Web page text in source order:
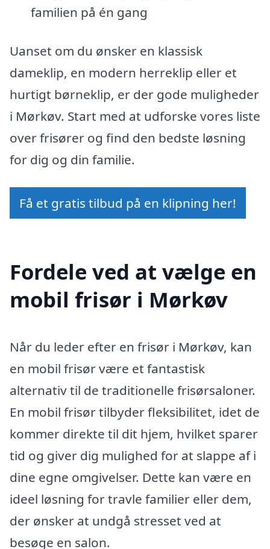
familien på én gang
Uanset om du ønsker en klassisk
dameklip, en modern herreklip eller et
hurtigt børneklip, er der gode muligheder
i Mørkøv. Start med at udforske vores liste
over frisører og find den bedste løsning
for dig og din familie.
Få et gratis tilbud på en klipning her!
Fordele ved at vælge en
mobil frisør i Mørkøv
Når du leder efter en frisør i Mørkøv, kan
en mobil frisør være et fantastisk
alternativ til de traditionelle frisørsaloner.
En mobil frisør tilbyder fleksibilitet, idet de
kommer direkte til dit hjem, hvilket sparer
tid og giver dig mulighed for at slappe af i
dine egne omgivelser. Dette kan være en
ideel løsning for travle familier eller dem,
der ønsker at undgå stresset ved at
besøge en salon.